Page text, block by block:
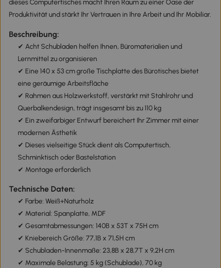
dieses Computertisches macht Ihren Raum zu einer Oase der
Produktivität und stärkt Ihr Vertrauen in Ihre Arbeit und Ihr Mobiliar.
Beschreibung:
✔ Acht Schubladen helfen Ihnen, Büromaterialien und
Lernmittel zu organisieren
✔ Eine 140 x 53 cm große Tischplatte des Bürotisches bietet
eine geräumige Arbeitsfläche
✔ Rahmen aus Holzwerkstoff, verstärkt mit Stahlrohr und
Querbalkendesign, trägt insgesamt bis zu 110 kg
✔ Ein zweifarbiger Entwurf bereichert Ihr Zimmer mit einer
modernen Ästhetik
✔ Dieses vielseitige Stück dient als Computertisch,
Schminktisch oder Bastelstation
✔ Montage erforderlich
Technische Daten:
✔ Farbe: Weiß+Naturholz
✔ Material: Spanplatte, MDF
✔ Gesamtabmessungen: 140B x 53T x 75H cm
✔ Kniebereich Größe: 77,1B x 71,5H cm
✔ Schubladen-Innenmaße: 23,8B x 28,7T x 9,2H cm
✔ Maximale Belastung: 5 kg (Schublade), 70 kg